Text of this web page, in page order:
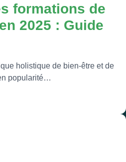
formations de
2025 : Guide
holistique de bien-être et de
popularité…